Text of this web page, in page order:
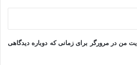
من در مرورگر برای زمانی که دوباره دیدگاهی